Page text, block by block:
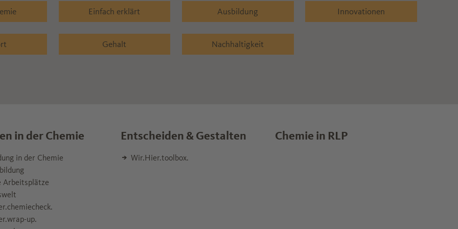
Einfach erklärt Ausbildung Innovationen
Gehalt Nachhaltigkeit
in der Chemie
in der Chemie
Arbeitsplätze
up.
Entscheiden & Gestalten
Wir.Hier.toolbox.
Chemie in RLP